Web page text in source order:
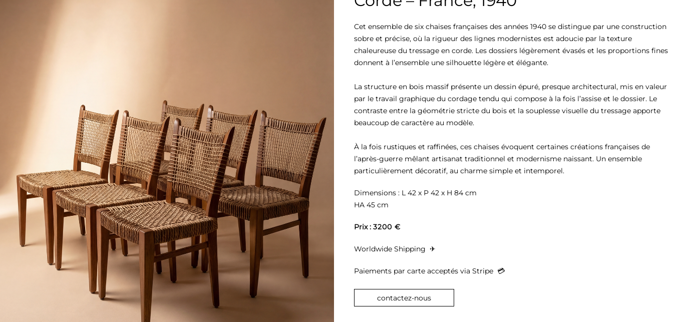
Cet ensemble de six chaises françaises des années 1940 se distingue par une construction
sobre et précise, où la rigueur des lignes modernistes est adoucie par la texture
chaleureuse du tressage en corde. Les dossiers légèrement évasés et les proportions fines
donnent à l’ensemble une silhouette légère et élégante.
La structure en bois massif présente un dessin épuré, presque architectural, mis en valeur
par le travail graphique du cordage tendu qui compose à la fois l’assise et le dossier. Le
contraste entre la géométrie stricte du bois et la souplesse visuelle du tressage apporte
beaucoup de caractère au modèle.
À la fois rustiques et raffinées, ces chaises évoquent certaines créations françaises de
l’après-guerre mêlant artisanat traditionnel et modernisme naissant. Un ensemble
particulièrement décoratif, au charme simple et intemporel.
Dimensions : L 42 x P 42 x H 84 cm
HA 45 cm
Prix : 3200 €
Worldwide Shipping ✈︎
Paiements par carte acceptés via Stripe 💳︎
contactez-nous